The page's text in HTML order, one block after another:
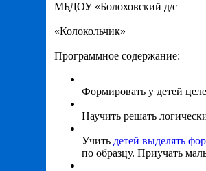
МБДОУ «Болоховский д/с
«Колокольчик»
Программное содержание:
Формировать у детей
Научить решать
Учить детей выделять
по образцу. Приучать